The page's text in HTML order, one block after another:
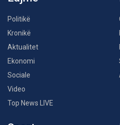
Politikë
Kronikë
Aktualitet
Ekonomi
Sociale
Video
Top News LIVE